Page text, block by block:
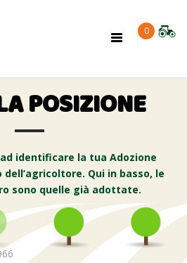
0
Toggle
POSIZIONE
identificare la tua Adozione
dell’agricoltore. Qui in basso, le
sono quelle già adottate.